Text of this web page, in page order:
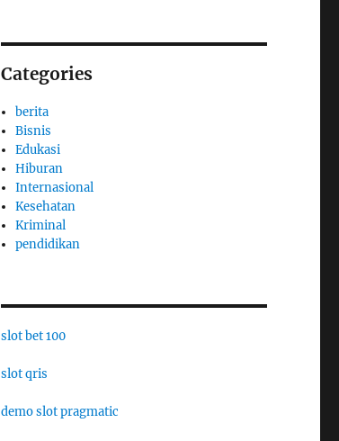
Categories
berita
Bisnis
Edukasi
Hiburan
Internasional
Kesehatan
Kriminal
pendidikan
slot bet 100
slot qris
demo slot pragmatic